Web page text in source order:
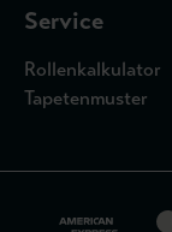
Service
Rollenkalkulator
Tapetenmuster